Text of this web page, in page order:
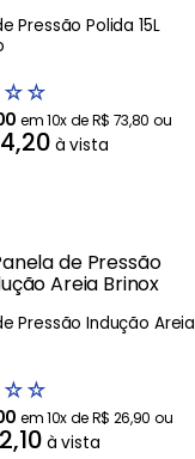
Pressão Polida 15L
☆☆
em10x deR$ 73,80 ou
,20 à vista
Pressão Indução Areia
☆☆
em10x deR$ 26,90 ou
,10 à vista